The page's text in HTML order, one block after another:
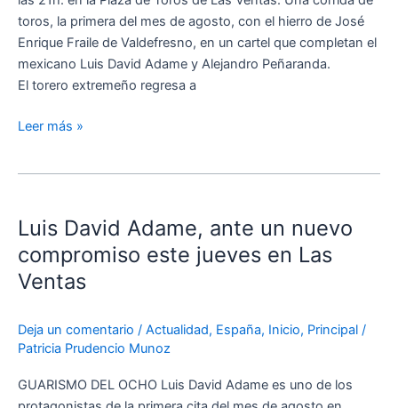
toros, la primera del mes de agosto, con el hierro de José
Enrique Fraile de Valdefresno, en un cartel que completan el
mexicano Luis David Adame y Alejandro Peñaranda.
El torero extremeño regresa a
Leer más »
Luis David Adame, ante un nuevo
compromiso este jueves en Las
Ventas
Deja un comentario / Actualidad, España, Inicio, Principal /
Patricia Prudencio Munoz
GUARISMO DEL OCHO Luis David Adame es uno de los
Adame,
ante
un
nuevo
este
jueves
en